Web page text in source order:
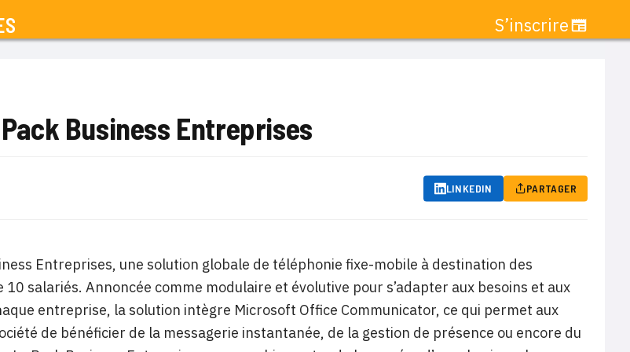
S’inscrire
Business Entreprises
LINKEDIN PARTAGER
Entreprises, une solution globale de téléphonie fixe-mobile à destination des
salariés. Annoncée comme modulaire et évolutive pour s’adapter aux besoins et aux
entreprise, la solution intègre Microsoft Office Communicator, ce qui permet aux
de bénéficier de la messagerie instantanée, de la gestion de présence ou encore du